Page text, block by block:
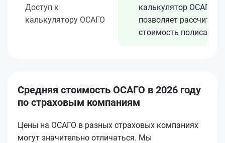
Доступ к
калькулятору ОСАГО
калькулятор ОСАГО
позволяет рассчитать
стоимость полиса
Средняя стоимость ОСАГО в 2026 году
по страховым компаниям
Цены на ОСАГО в разных страховых компаниях
могут значительно отличаться. Мы